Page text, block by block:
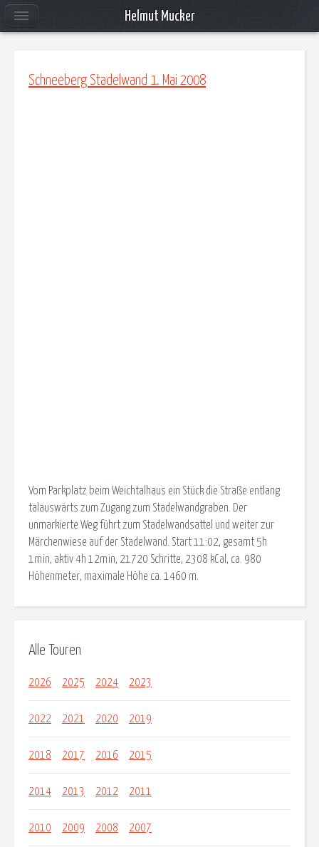
Schneeberg Stadelwand 1. Mai 2008
Vom Parkplatz beim Weichtalhaus ein Stück die Straße entlang
talauswärts zum Zugang zum Stadelwandgraben. Der
unmarkierte Weg führt zum Stadelwandsattel und weiter zur
Märchenwiese auf der Stadelwand. Start 11:02, gesamt 5h
1min, aktiv 4h 12min, 21720 Schritte, 2308 kCal, ca. 980
Höhenmeter, maximale Höhe ca. 1460 m.
Alle Touren
2026 2025 2024 2023
2022 2021 2020 2019
2018 2017 2016 2015
2014 2013 2012 2011
2010 2009 2008 2007
Helmut Mucker